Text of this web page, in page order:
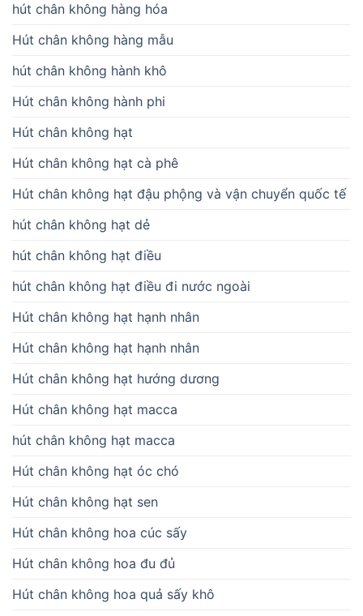
hút chân không hàng hóa
Hút chân không hàng mẫu
hút chân không hành khô
Hút chân không hành phi
Hút chân không hạt
Hút chân không hạt cà phê
Hút chân không hạt đậu phộng và vận chuyển quốc tế
hút chân không hạt dẻ
hút chân không hạt điều
hút chân không hạt điều đi nước ngoài
Hút chân không hạt hạnh nhân
Hút chân không hạt hạnh nhân
Hút chân không hạt hướng dương
Hút chân không hạt macca
hút chân không hạt macca
Hút chân không hạt óc chó
Hút chân không hạt sen
Hút chân không hoa cúc sấy
Hút chân không hoa đu đủ
Hút chân không hoa quả sấy khô